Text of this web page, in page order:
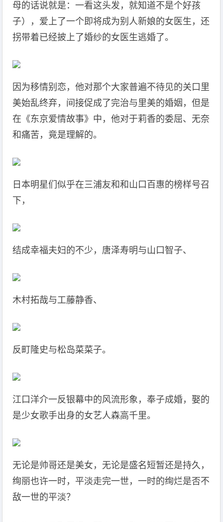
母的话说就是：一看这头发，就知道不是个好孩
子），爱上了一个即将成为别人新娘的女医生，还
拐带着已经披上了婚纱的女医生逃婚了。
因为移情别恋，他对那个大家普遍不待见的关口里
美始乱终弃，间接促成了完治与里美的婚姻，但是
在《东京爱情故事》中，他对于莉香的委屈、无奈
和痛苦，竟是理解的。
日本明星们似乎在三浦友和和山口百惠的榜样号召
下，
结成幸福夫妇的不少，唐泽寿明与山口智子、
木村拓哉与工藤静香、
反町隆史与松岛菜菜子。
江口洋介一反银幕中的风流形象，奉子成婚，娶的
是少女歌手出身的女艺人森高千里。
无论是帅哥还是美女，无论是盛名短暂还是持久，
绚丽也许一时，平淡走完一世，一时的绚烂是否不
敌一世的平淡？